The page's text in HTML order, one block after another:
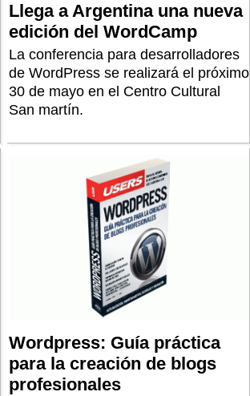
Llega a Argentina una nueva
edición del WordCamp
La conferencia para desarrolladores
de WordPress se realizará el próximo
30 de mayo en el Centro Cultural
San martín.
Wordpress: Guía práctica
para la creación de blogs
profesionales